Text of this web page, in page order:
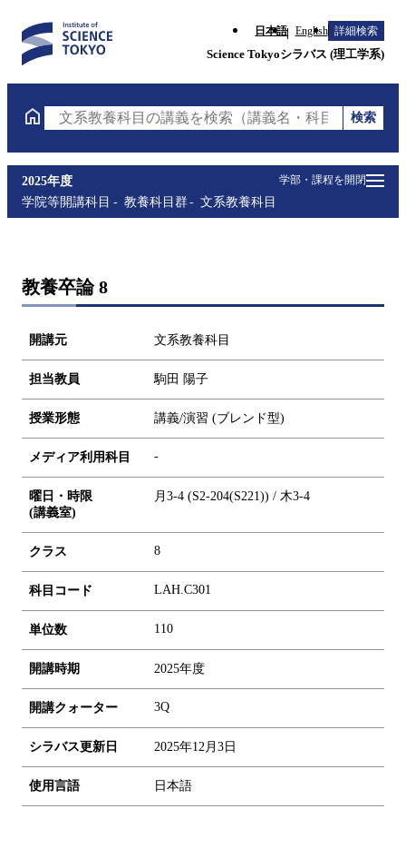
日本語 English 詳細検索
Science Tokyoシラバス (理工学系)
文系教養科目の講義を検索（講義名・科目コード・担
検索
学部・課程を開閉
2025年度
学院等開講科目
教養科目群 文系教養科目
教養卒論 8
開講元 文系教養科目
担当教員 駒田 陽子
授業形態 講義/演習 (ブレンド型)
メディア利用科目 -
曜日・時限
(講義室)
月3-4 (S2-204(S221)) / 木3-4
クラス 8
科目コード LAH.C301
単位数 1 10
開講時期 2025年度
開講クォーター 3Q
シラバス更新日 2025年12月3日
使用言語 日本語